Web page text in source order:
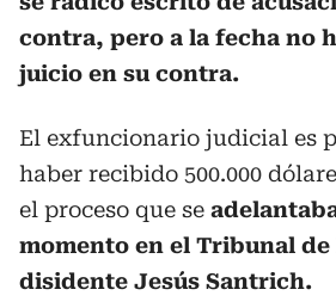
contra, pero a la fecha no
juicio en su contra.
El exfuncionario judicial es
haber recibido 500.000
el proceso que se
momento en el Tribunal de
disidente Jesús Santrich.